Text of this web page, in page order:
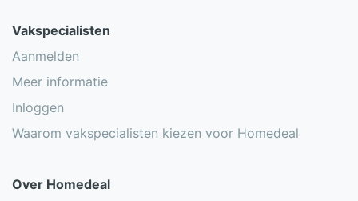
Vakspecialisten
Aanmelden
Meer informatie
Inloggen
Waarom vakspecialisten kiezen voor Homedeal
Over Homedeal